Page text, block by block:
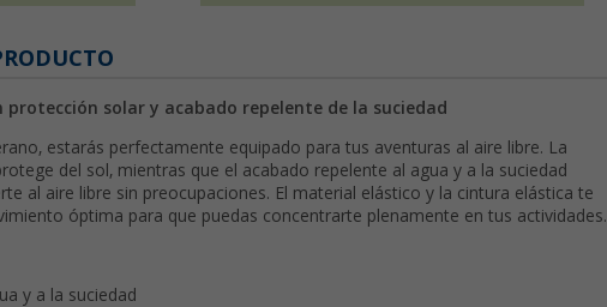
protección solar y acabado repelente de la suciedad
estarás perfectamente equipado para tus aventuras al aire libre. La
del sol, mientras que el acabado repelente al agua y a la suciedad
al aire libre sin preocupaciones. El material elástico y la cintura elástica te
óptima para que puedas concentrarte plenamente en tus actividades.
y a la suciedad